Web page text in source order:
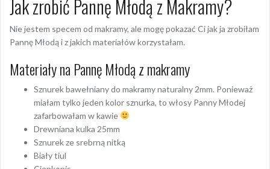
Jak zrobić Pannę Młodą z Makramy?
Nie jestem specem od makramy, ale mogę pokazać Ci jak ja zrobiłam
Pannę Młodą i z jakich materiałów korzystałam.
Materiały na Pannę Młodą z makramy
Sznurek bawełniany do makramy naturalny 2mm. Ponieważ
miałam tylko jeden kolor sznurka, to włosy Panny Młodej
zafarbowałam w kawie
Drewniana kulka 25mm
Sznurek ze srebrną nitką
Biały tiul